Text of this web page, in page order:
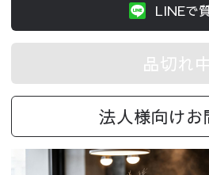
LINEで
品切れ中
法人様向けお